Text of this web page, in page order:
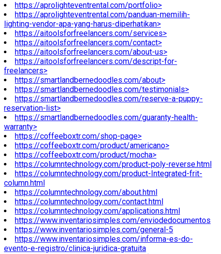
https://aprolighteventrental.com/portfolio>
https://aprolighteventrental.com/panduan-memilih-
lighting-vendor-apa-yang-harus-diperhatikan>
https://aitoolsforfreelancers.com/services>
https://aitoolsforfreelancers.com/contact>
https://aitoolsforfreelancers.com/about-us>
https://aitoolsforfreelancers.com/descript-for-
freelancers>
https://smartlandbernedoodles.com/about>
https://smartlandbernedoodles.com/testimonials>
https://smartlandbernedoodles.com/reserve-a-puppy-
reservation-list>
https://smartlandbernedoodles.com/guaranty-health-
warranty>
https://coffeeboxtr.com/shop-page>
https://coffeeboxtr.com/product/americano>
https://coffeeboxtr.com/product/mocha>
https://columntechnology.com/product-poly-reverse.html
https://columntechnology.com/product-Integrated-frit-
column.html
https://columntechnology.com/about.html
https://columntechnology.com/contact.html
https://columntechnology.com/applications.html
https://www.inventariosimples.com/enviodedocumentos
https://www.inventariosimples.com/general-5
https://www.inventariosimples.com/informa-es-do-
evento-e-registro/clinica-juridica-gratuita